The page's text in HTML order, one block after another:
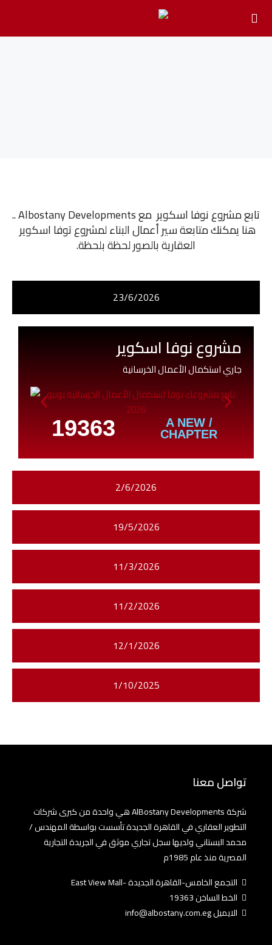
تابع مشروع نوفا اسكوير مع Albostany Developments ..
هنا يمكنك متابعة سير أعمال البناء لمشروع توفا اسكوير
العقارية بالصور لحظة بلحظة.
23/6/2026
2/6/2026
19/5/2026
11/3/2026
11/2/2026
12/1/2026
1/10/2025
مشروع نوفا اسكوير
جاري استكمال الأعمال الخرسانية
19363
/ A NEW
CHAPTER
تواصل معنا
شركة AlBostany Developments هي واحدة من كبرى شركات
التطوير العقاري في القاهرة الجديدة تأسست بواسطة المهندس /
محمد البستاني ولديها سجل تجاري موثق في الجريدة التجارية
المصرية منذ عام 1985م
التجمع الخامس-القاهرة الجديدة -East View Mall
الخط الساخن 19363
الايميل info@albostany.com.eg